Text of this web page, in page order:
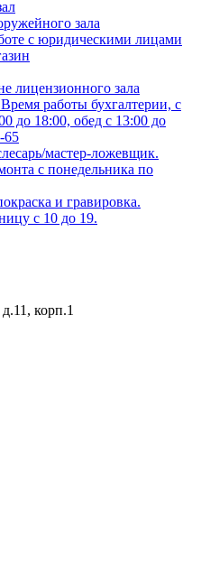
зала
с юридическими лицами
лицензионного зала
работы бухгалтерии, с
до 18:00, обед с 13:00 до
65
мастер-ложевщик.
с понедельника по
и гравировка.
с 10 до 19.
корп.1